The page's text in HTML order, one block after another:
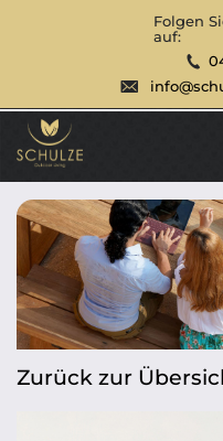
Folgen
auf:
Zurück zur